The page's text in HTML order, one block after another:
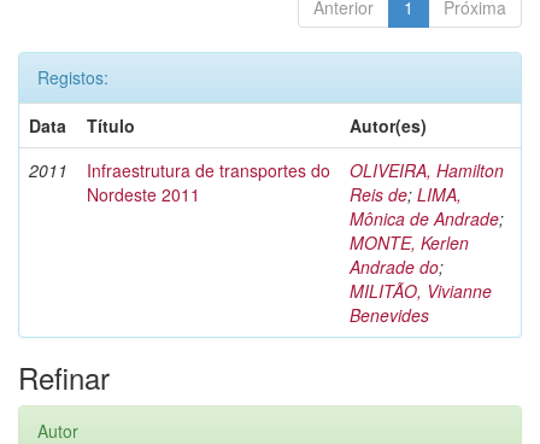
Anterior 1 Próxima
Registos:
Data
Título
Autor(es)
2011
Infraestrutura de transportes do
Nordeste 2011
OLIVEIRA, Hamilton
Reis de; LIMA,
Mônica de Andrade;
MONTE, Kerlen
Andrade do;
MILITÃO, Vivianne
Benevides
Refinar
Autor